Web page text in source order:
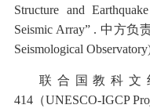
Structure and
Seismic Array” . 中方负
Seismological Observatory)
联合国教科
414（UNESCO-IGCP